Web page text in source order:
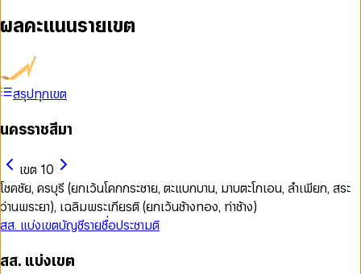
ผลคะแนนรายเขต
สรุปทุกเขต
นครราชสีมา
เขต 10
โชคชัย, ครบุรี (ยกเว้นโคกกระชาย, ตะแบกบาน, มาบตะโกเอน, ลำเพียก, สระ
ว่านพระยา), เฉลิมพระเกียรติ (ยกเว้นช้างทอง, ท่าช้าง)
สส. แบ่งเขตบัญชีรายชื่อประชามติ
สส. แบ่งเขต